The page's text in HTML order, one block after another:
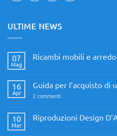
ULTIME NEWS
07
Mag
Ricambi mobili e
Ricambi
mobili
e
Design
16
Apr
Guida per l’acquisto di
2 commenti
l’acquisto
di
10
Mar
Riproduzioni Design